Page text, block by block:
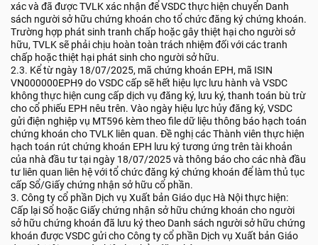
xác và đã được TVLK xác nhận để VSDC thực hiện chuyển Danh
sách người sở hữu chứng khoán cho tổ chức đăng ký chứng khoán.
Trường hợp phát sinh tranh chấp hoặc gây thiệt hại cho người sở
hữu, TVLK sẽ phải chịu hoàn toàn trách nhiệm đối với các tranh
chấp hoặc thiệt hại phát sinh cho người sở hữu.
2.3. Kể từ ngày 18/07/2025, mã chứng khoán EPH, mã ISIN
VN000000EPH9 do VSDC cấp sẽ hết hiệu lực lưu hành và VSDC
không thực hiện cung cấp dịch vụ đăng ký, lưu ký, thanh toán bù trừ
cho cổ phiếu EPH nêu trên. Vào ngày hiệu lực hủy đăng ký, VSDC
gửi điện nghiệp vụ MT596 kèm theo file dữ liệu thông báo hạch toán
chứng khoán cho TVLK liên quan. Đề nghị các Thành viên thực hiện
hạch toán rút chứng khoán EPH lưu ký tương ứng trên tài khoản
của nhà đầu tư tại ngày 18/07/2025 và thông báo cho các nhà đầu
tư liên quan liên hệ với tổ chức đăng ký chứng khoán để làm thủ tục
cấp Sổ/Giấy chứng nhận sở hữu cổ phần.
3. Công ty cổ phần Dịch vụ Xuất bản Giáo dục Hà Nội thực hiện:
Cấp lại Sổ hoặc Giấy chứng nhận sở hữu chứng khoán cho người
sở hữu chứng khoán đã lưu ký theo Danh sách người sở hữu chứng
khoán được VSDC gửi cho Công ty cổ phần Dịch vụ Xuất bản Giáo